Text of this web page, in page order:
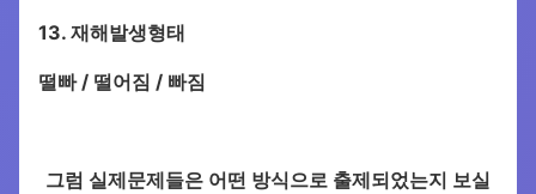
13. 재해발생형태
떨빠 / 떨어짐 / 빠짐
그럼 실제문제들은 어떤 방식으로 출제되었는지 보실